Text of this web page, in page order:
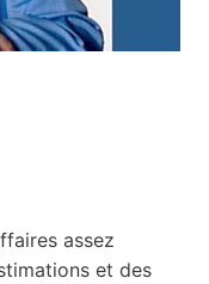
assez
et des